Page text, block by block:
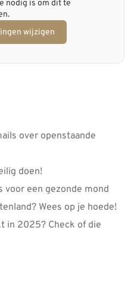
nodig is om dit te
wijzigen
over openstaande
doen!
voor een gezonde mond
Wees op je hoede!
in 2025? Check of die